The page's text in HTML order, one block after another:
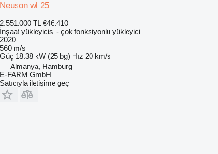
Neuson wl 25
2.551.000 TL €46.410
İnşaat yükleyicisi - çok fonksiyonlu yükleyici
2020
560 m/s
Güç 18.38 kW (25 bg) Hız 20 km/s
Almanya, Hamburg
E-FARM GmbH
Satıcıyla iletişime geç